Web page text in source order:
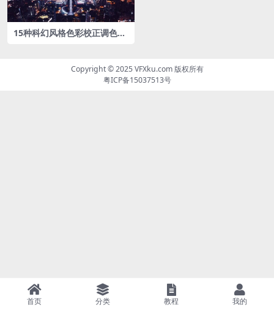
15种科幻风格色彩校正‌调色L
Copyright © 2025VFXku.com版权所有
粤ICP备15037513号
首页 分类 教程 我的